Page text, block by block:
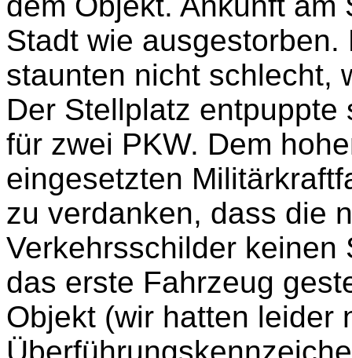
Stadt wie
staunten nicht schlecht,
Der Stellplatz
für zwei PKW. Dem
eingesetzten
zu verdanken, dass die
Verkehrsschilder keinen
das erste Fahrzeug
Objekt (wir hatten leider